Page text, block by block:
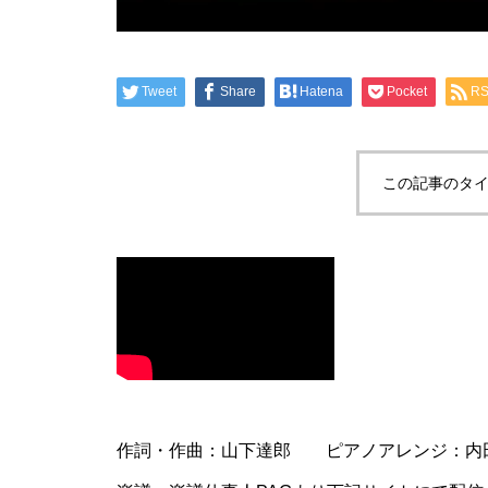
Tweet Share Hatena Pocket
この記事のタ
作詞・作曲：山下達郎 ピアノアレンジ：内